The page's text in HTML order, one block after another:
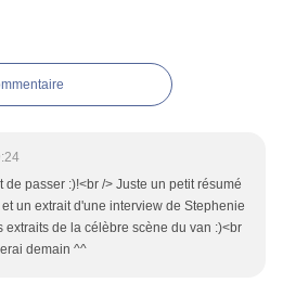
passer :)!<br /> Juste un petit résumé
un extrait d'une interview de Stephenie
extraits de la célèbre scène du van :)<br
demain ^^